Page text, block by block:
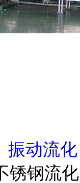
振动流化
锈钢流化